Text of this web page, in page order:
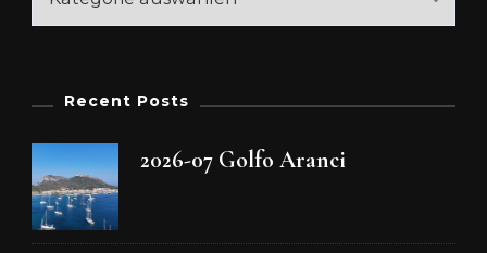
Recent Posts
2026-07 Golfo Aranci